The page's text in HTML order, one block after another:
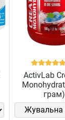
ActivLab
грам)